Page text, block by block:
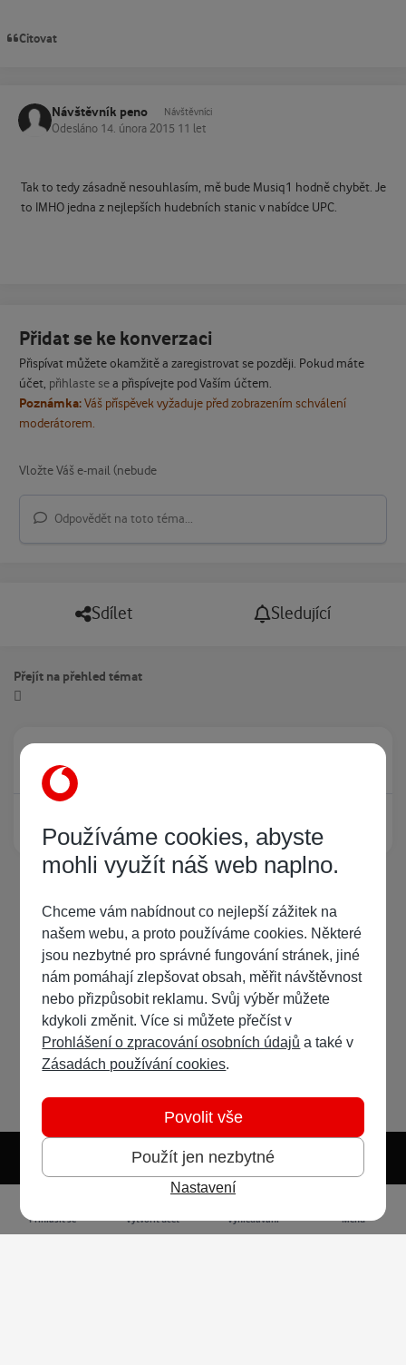
Citovat
Návštěvník peno Návštěvníci
Odesláno 14. února 2015 11 let
Tak to tedy zásadně nesouhlasím, mě bude Musiq1 hodně chybět. Je
to IMHO jedna z nejlepších hudebních stanic v nabídce UPC.
Přidat se ke konverzaci
Přispívat můžete okamžitě a zaregistrovat se později. Pokud máte
účet, přihlaste sea přispívejte pod Vaším účtem.
Poznámka:Váš příspěvek vyžaduje před zobrazením schválení
moderátorem.
Odpovědět na toto téma...
Sdílet Sledující
Přejít na přehled témat
Právě prohlíží tuto stránku
Žádný registrovaný uživatel si neprohlíží tuto stránku
Světlý režim Předvolba systému
Přihlásit se Vytvořit účet Vyhledávání Menu
Používáme cookies, abyste
mohli využít náš web naplno.
Chceme vám nabídnout co nejlepší zážitek na
našem webu, a proto používáme cookies. Některé
jsou nezbytné pro správné fungování stránek, jiné
nám pomáhají zlepšovat obsah, měřit návštěvnost
nebo přizpůsobit reklamu. Svůj výběr můžete
kdykoli změnit. Více si můžete přečíst v
Prohlášení o zpracování osobních údajů a také v
Zásadách používání cookies.
Použít jen nezbytné
Povolit vše
Nastavení